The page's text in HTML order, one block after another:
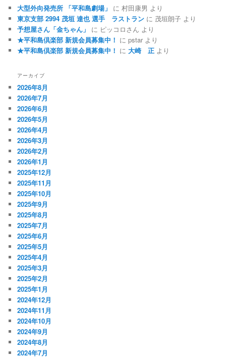
大型外向発売所 「平和島劇場」 に村田康男 より
東京支部 2994 茂垣 達也 選手 ラストラン に 茂垣朗子 より
予想屋さん「金ちゃん」
に ピッコロさん より
★平和島倶楽部 新規会員募集中！ にpstar より
★平和島倶楽部 新規会員募集中！ に大崎 正 より
アーカイブ
2026年8月
2026年7月
2026年6月
2026年5月
2026年4月
2026年3月
2026年2月
2026年1月
2025年12月
2025年11月
2025年10月
2025年9月
2025年8月
2025年7月
2025年6月
2025年5月
2025年4月
2025年3月
2025年2月
2025年1月
2024年12月
2024年11月
2024年10月
2024年9月
2024年8月
2024年7月